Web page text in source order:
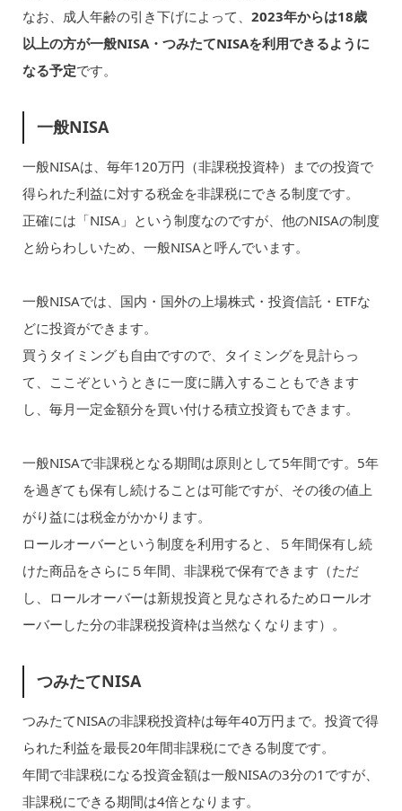
なお、成人年齢の引き下げによって、 2023年からは18歳
以上の方が一般NISA・つみたてNISAを利用できるように
なる予定です。
一般NISA
一般NISAは、毎年120万円（非課税投資枠）までの投資で
得られた利益に対する税金を非課税にできる制度です。
正確には「NISA」という制度なのですが、他のNISAの制度
と紛らわしいため、一般NISAと呼んでいます。
一般NISAでは、国内・国外の上場株式・投資信託・ETFな
どに投資ができます。
買うタイミングも自由ですので、タイミングを見計らっ
て、ここぞというときに一度に購入することもできます
し、毎月一定金額分を買い付ける積立投資もできます。
一般NISAで非課税となる期間は原則として5年間です。5年
を過ぎても保有し続けることは可能ですが、その後の値上
がり益には税金がかかります。
ロールオーバーという制度を利用すると、５年間保有し続
けた商品をさらに５年間、非課税で保有できます（ただ
し、ロールオーバーは新規投資と見なされるためロールオ
ーバーした分の非課税投資枠は当然なくなります）。
つみたてNISA
つみたてNISAの非課税投資枠は毎年40万円まで。投資で得
られた利益を最長20年間非課税にできる制度です。
年間で非課税になる投資金額は一般NISAの3分の1ですが、
非課税にできる期間は4倍となります。